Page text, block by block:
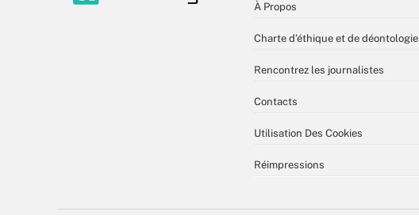
À Propos
Charte d’éthique et de déontologie
Rencontrez les journalistes
Contacts
Utilisation Des Cookies
Réimpressions